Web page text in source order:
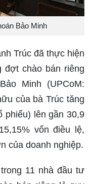
Bảo Minh
Trúc đã thực hiện
đợt chào bán riêng
Minh (UPCoM:
của bà Trúc tăng
phiếu) lên gần 30,9
15,15% vốn điều lệ,
của doanh nghiệp.
11 nhà đầu tư